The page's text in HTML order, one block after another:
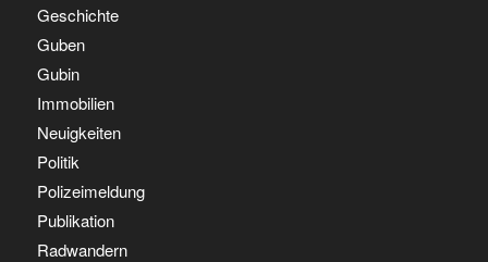
Geschichte
Guben
Gubin
Immobilien
Neuigkeiten
Politik
Polizeimeldung
Publikation
Radwandern